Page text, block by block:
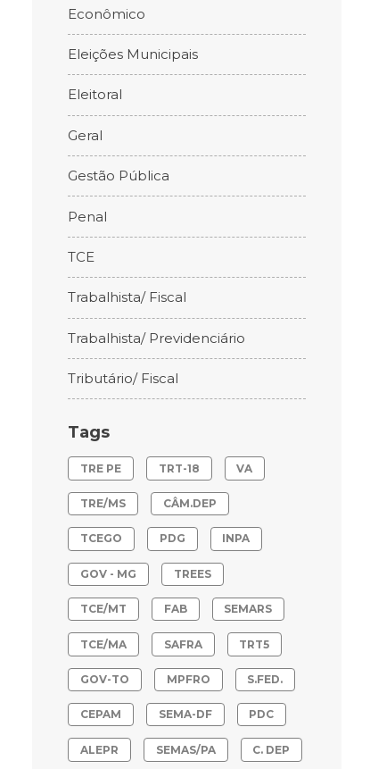
Econômico
Eleições Municipais
Eleitoral
Geral
Gestão Pública
Penal
TCE
Trabalhista/ Fiscal
Trabalhista/ Previdenciário
Tributário/ Fiscal
Tags
TRE PE TRT-18 VA
TRE/MS CÂM.DEP
TCEGO PDG INPA
GOV - MG TREES
TCE/MT FAB SEMARS
TCE/MA SAFRA TRT5
GOV-TO MPFRO S.FED.
CEPAM SEMA-DF PDC
ALEPR SEMAS/PA C. DEP